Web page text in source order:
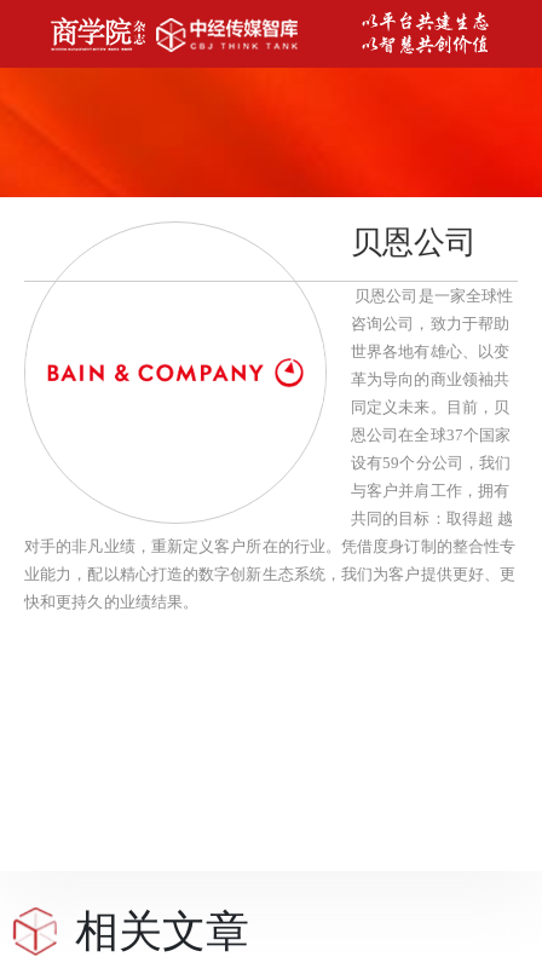
贝恩公司
贝恩公司是一家全球性
咨询公司，致力于帮助
世界各地有雄心、以变
革为导向的商业领袖共
同定义未来。
目前，贝
恩公司在全球37个国家
设有59个分公司，我们
与客户并肩工作，拥有
共同的目标：取得超 越
对手的非凡业绩，重新定义客户所在的行业。凭借度身订制的整合性专
业能力，配以精心打造的数字创新生态系统，我们为客户提供更好、更
快和更持久的业绩结果。
相关文章